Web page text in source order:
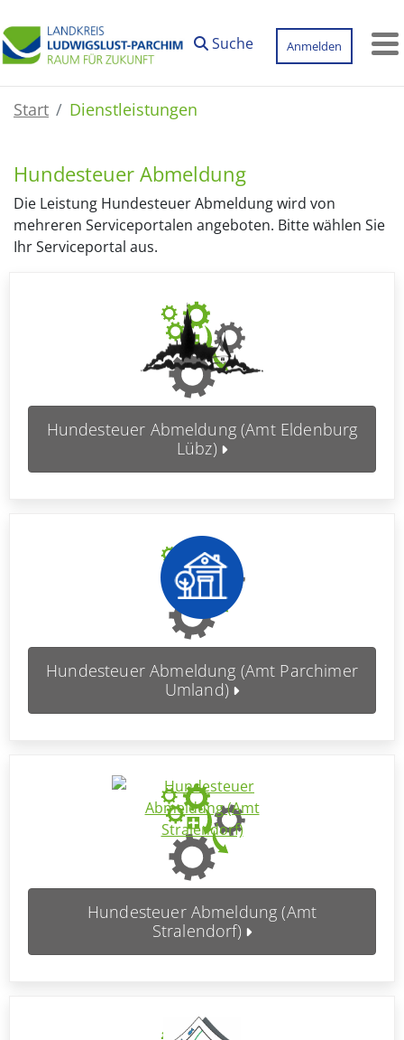
Suche
Anmelden
Start Dienstleistungen
Hundesteuer Abmeldung
Die Leistung Hundesteuer Abmeldung wird von
mehreren Serviceportalen angeboten. Bitte wählen Sie
Ihr Serviceportal aus.
Hundesteuer Abmeldung (Amt Eldenburg
Lübz)
Hundesteuer Abmeldung (Amt Parchimer
Umland)
Hundesteuer Abmeldung (Amt
Stralendorf)